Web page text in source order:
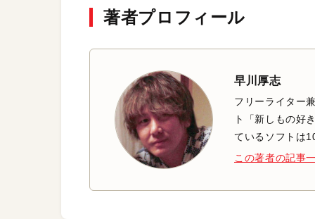
著者プロフィール
早川厚志
フリーライター
ト「新しもの好
ているソフトは
この著者の記事